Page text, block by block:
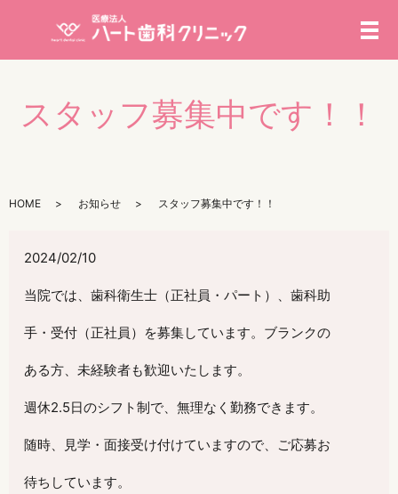
メ
スタッフ募集中です！！
HOME お知らせ スタッフ募集中です！！
2024/02/10
当院では、歯科衛生士（正社員・パート）、歯科助
手・受付（正社員）を募集しています。ブランクの
ある方、未経験者も歓迎いたします。
週休2.5日のシフト制で、無理なく勤務できます。
随時、見学・面接受け付けていますので、ご応募お
待ちしています。